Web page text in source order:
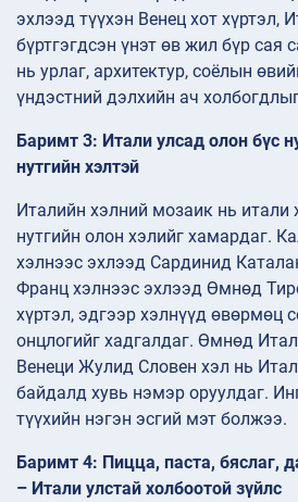
эхлээд түүхэн Венец хот
бүртгэгдсэн үнэт өв жил бүр сая
нь урлаг, архитектур, соёлын
үндэстний дэлхийн ач
Баримт 3: Итали улсад олон бүс
нутгийн хэлтэй
Италийн хэлний мозаик нь итали
нутгийн олон хэлийг хамардаг.
хэлнээс эхлээд Сардинид
Франц хэлнээс эхлээд Өмнөд
хүртэл, эдгээр хэлнүүд өвөрмөц
онцлогийг хадгалдаг. Өмнөд
Венеци Жулид Словен хэл нь
байдалд хувь нэмэр оруулдаг.
түүхийн нэгэн эсгий мэт болжээ.
Баримт 4: Пицца, паста, бяслаг,
– Итали улстай холбоотой зүйлс